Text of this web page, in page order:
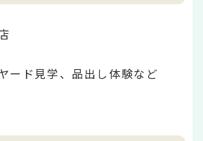
ード見学、品出し体験など